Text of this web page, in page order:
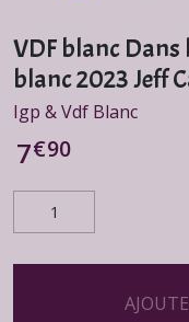
VDF blanc
blanc 2023 Jeff
Igp & Vdf Blanc
7€90